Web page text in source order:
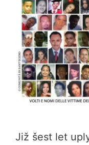
Již šest let